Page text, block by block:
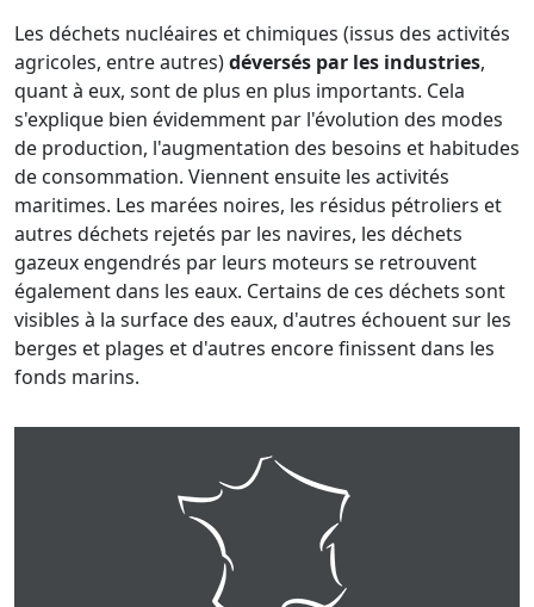
Les déchets nucléaires et chimiques (issus des activités
agricoles, entre autres)déversés par les industries,
quant à eux, sont de plus en plus importants. Cela
s'explique bien évidemment par l'évolution des modes
de production, l'augmentation des besoins et habitudes
de consommation. Viennent ensuite les activités
maritimes. Les marées noires, les résidus pétroliers et
autres déchets rejetés par les navires, les déchets
gazeux engendrés par leurs moteurs se retrouvent
également dans les eaux. Certains de ces déchets sont
visibles à la surface des eaux, d'autres échouent sur les
berges et plages et d'autres encore finissent dans les
fonds marins.